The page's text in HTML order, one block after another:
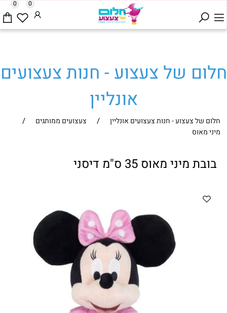
0 0
חלום של צעצוע - חנות צעצועים
אונליין
חלום של צעצוע - חנות צעצועים אונליין / צעצועים ממותגים /
מיני מאוס
בובת מיני מאוס 35 ס"מ דיסני